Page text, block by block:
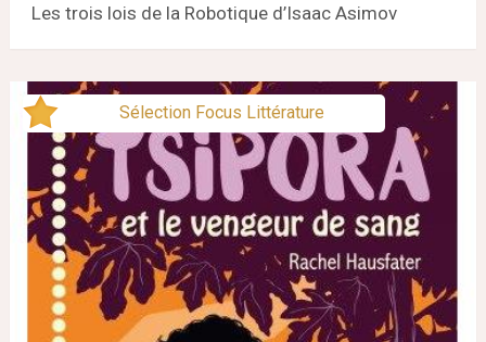
Les trois lois de la Robotique d’Isaac Asimov
Sélection Focus Littérature